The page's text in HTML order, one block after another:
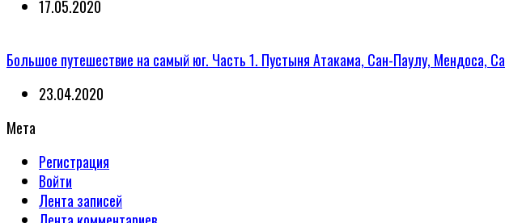
17.05.2020
Большое путешествие на самый юг. Часть 1. Пустыня Атакама, Сан-Паулу, Мендоса,
23.04.2020
Мета
Регистрация
Войти
Лента записей